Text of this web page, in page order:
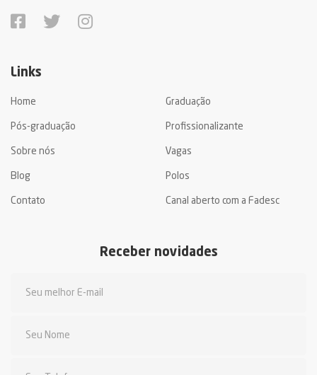
Links
Home Graduação
Pós-graduação Profissionalizante
Sobre nós Vagas
Blog Polos
Contato Canal aberto com a Fadesc
Receber novidades